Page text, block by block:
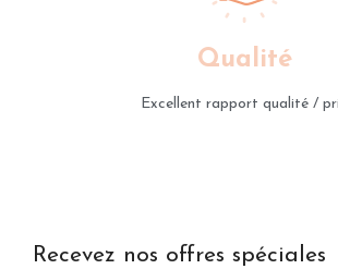
Qualité
Excellent rapport qualité /
Recevez nos offres spéciales